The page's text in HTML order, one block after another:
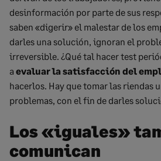
desinformación por parte de sus
saben «digerir» el malestar de los
darles una solución, ignoran el
irreversible. ¿Qué tal hacer test
a evaluar la satisfacción del
hacerlos. Hay que tomar las riendas
problemas, con el fin de darles
Los «iguales»
comunican